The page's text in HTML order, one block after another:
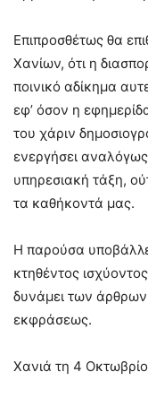
Επιπροσθέτως θα
Χανίων, ότι η
ποινικό αδίκημα
εφ’ όσον η
του χάριν
ενεργήσει
υπηρεσιακή τάξη,
τα καθήκοντά μας.
Η παρούσα
κτηθέντος
δυνάμει των
εκφράσεως.
Χανιά τη 4